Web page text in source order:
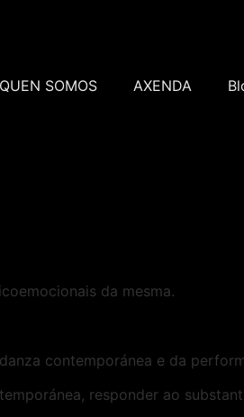
QUEN SOMOS AXENDA
da mesma.
contemporánea e da
responder ao